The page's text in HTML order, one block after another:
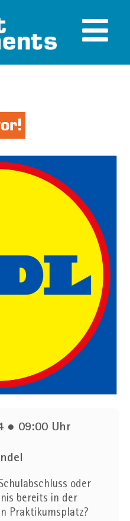
● 09:00 Uhr
oder
bereits in der
Praktikumsplatz?